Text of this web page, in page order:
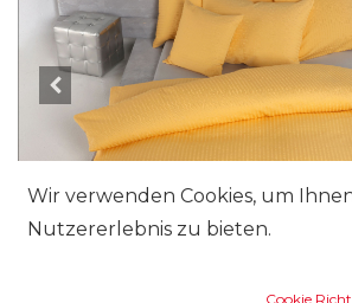
Wir verwenden Cookies, um
Nutzererlebnis zu bieten.
Cookie